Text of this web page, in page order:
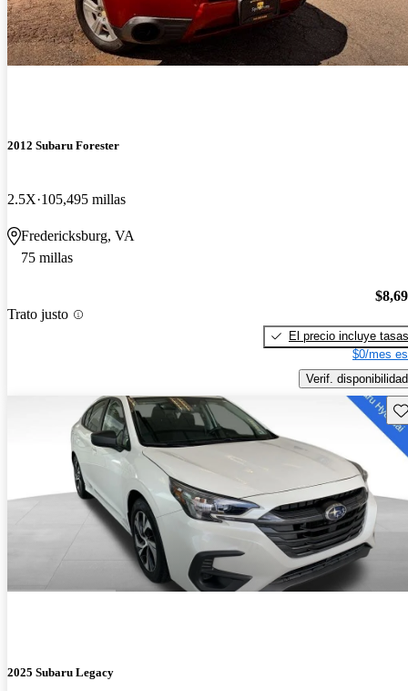
2012 Subaru Forester
2.5X 105,495 millas
Fredericksburg, VA
75 millas
Trato justo
El precio incluye tasas
$0/mes
Verif. disponibilidad
2025 Subaru Legacy